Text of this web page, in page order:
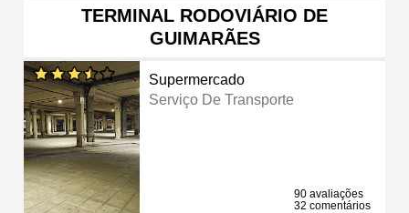
TERMINAL RODOVIÁRIO DE
GUIMARÃES
Supermercado
Serviço De Transporte
90 avaliações
32 comentários